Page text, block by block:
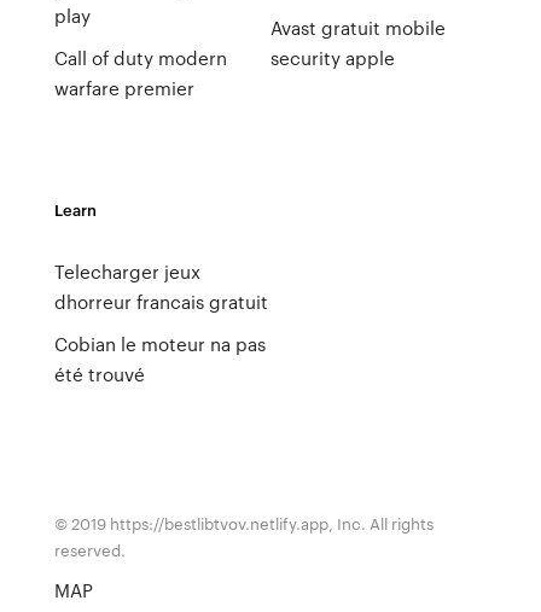
play
Call of duty modern
warfare premier
Avast gratuit mobile
security apple
Learn
Telecharger jeux
dhorreur francais gratuit
Cobian le moteur na pas
été trouvé
© 2019 https://bestlibtvov.netlify.app, Inc. All rights
reserved.
MAP